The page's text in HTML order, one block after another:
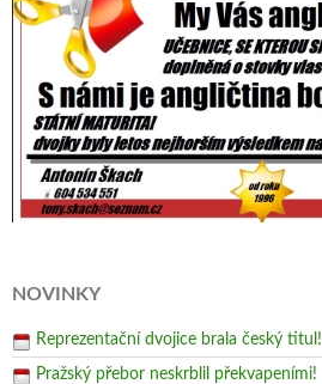
NOVINKY
Reprezentační dvojice brala český titul!
Pražský přebor neskrblil překvapeními!